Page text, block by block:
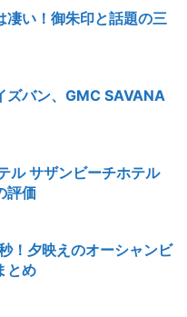
凄い！御朱印と話題の三
ズバン、GMC SAVANA
ル サザンビーチホテル
評価
！夕映えのオーシャンビ
とめ